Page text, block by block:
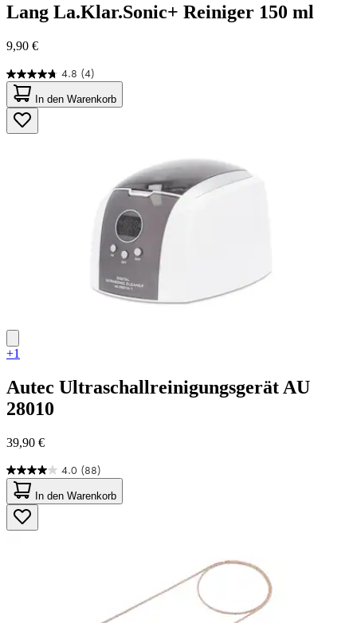
Lang La.Klar.Sonic+ Reiniger 150 ml
9,90 €
4.8 (4)
4.8
von
5
Sternen.
4
In den Warenkorb
+1
Autec Ultraschallreinigungsgerät AU
28010
39,90 €
4.0 (88)
4.0
von
5
Sternen.
88
In den Warenkorb